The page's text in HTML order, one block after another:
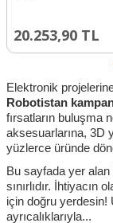
20.253,90 TL
Elektronik
Robotistan
fırsatların buluşma
aksesuarlarına, 3D
yüzlerce üründe
Bu sayfada yer
sınırlıdır.
için doğru yerdesin!
ayrıcalıklarıyla...